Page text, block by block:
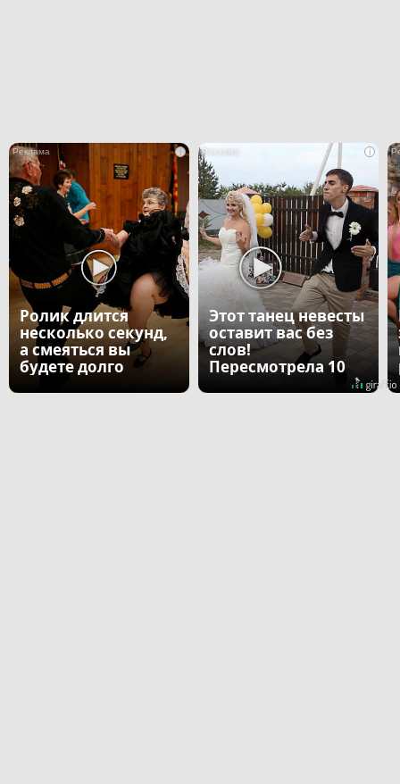
i
Ролик длится
несколько секунд,
а смеяться вы
будете долго
i
Этот танец невесты
оставит вас без
слов!
Пересмотрела 10